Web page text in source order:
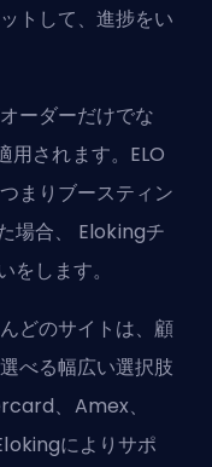
トして、進捗をい
ーダーだけでな
用されます。ELO
まりブースティン
場合、 Elokingチ
します。
どのサイトは、顧
べる幅広い選択肢
、Amex、
によりサポ